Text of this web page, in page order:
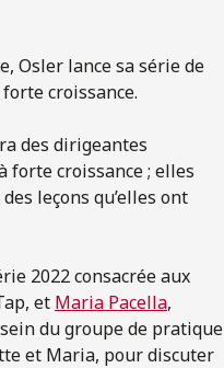
Osler lance sa série de
croissance.
des dirigeantes
forte croissance ; elles
leçons qu’elles ont
2022 consacrée aux
et Maria Pacella,
du groupe de pratique
et Maria, pour discuter